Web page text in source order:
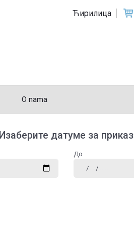
Ћирилица
O nama
Изаберите датуме за приказ
До